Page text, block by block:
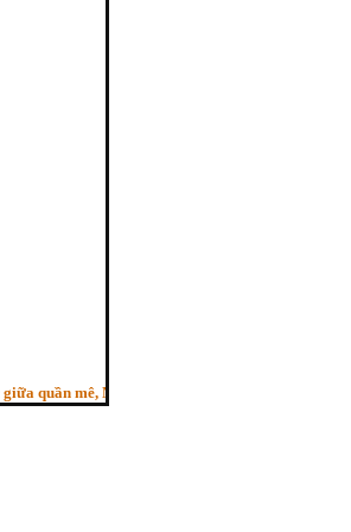
mê, Người trí như ngựa phi, Bỏ sau con ngựa